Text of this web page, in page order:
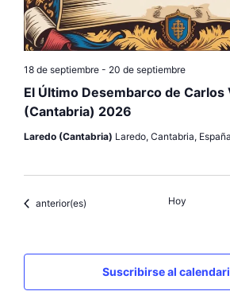
El Último Desembarco de Carlos
(Cantabria) 2026
18 de septiembre- 20 de septiembre
Laredo (Cantabria) Laredo, Cantabria, España
Eventos
anterior(es) Hoy
Suscribirse al